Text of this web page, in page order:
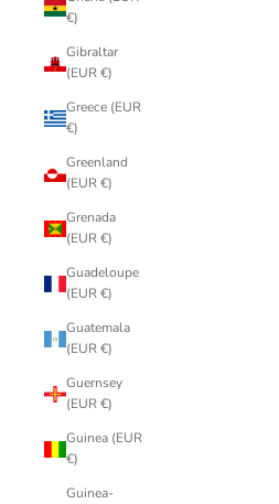
€)
Gibraltar
(EUR €)
Greece (EUR
€)
Greenland
(EUR €)
Grenada
(EUR €)
Guadeloupe
(EUR €)
Guatemala
(EUR €)
Guernsey
(EUR €)
Guinea (EUR
€)
Guinea-